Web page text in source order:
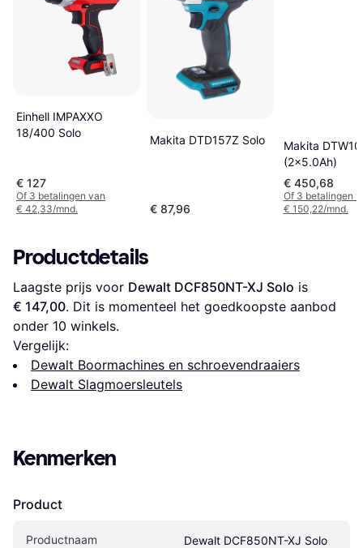
Einhell IMPAXXO
18/400 Solo
€ 127
Of 3 betalingen van
€ 42,33/mnd.
Makita DTD157Z Solo
€ 87,96
Makita
(2x5.0Ah)
€ 450,68
Of 3 betalingen
€ 150,22/mnd.
Productdetails
Laagste prijs voor Dewalt DCF850NT-XJ Solo
€ 147,00. Dit is momenteel het goedkoopste aanbod
onder 10 winkels.
Vergelijk:
Dewalt Boormachines en schroevendraaiers
Dewalt Slagmoersleutels
Kenmerken
Product
Productnaam Dewalt DCF850NT-XJ Solo